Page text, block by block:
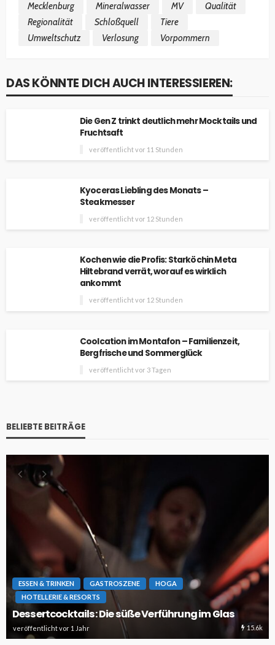
Mecklenburg Mineralwasser MV
Qualität
Regionalität
Schloßquell
Tiere
Umweltschutz
Verlosung Vorpommern
DAS KÖNNTE DICH AUCH INTERESSIEREN:
Die Gen Z trinkt deutlich mehr Mocktails und
Fruchtsaft
veröffentlicht vor 11 Stunden
Kyoceras Liebling des Monats –
Steakmesser
veröffentlicht vor 12 Stunden
Kochen wie die Profis: Starköchin Meta
Hiltebrand verrät, worauf es wirklich
ankommt
veröffentlicht vor 12 Stunden
Coolcation im Montafon – Familienzeit,
Bergfrische und Sommerglück
veröffentlicht vor 3 Tagen
BELIEBTE BEITRÄGE
ESSEN & TRINKEN GASTROSZENE
HOGA
HOTELLERIE & RESORTS
Dessertcocktails: Die süße Verführung im Glas
veröffentlicht vor 1 Jahr 15.6k